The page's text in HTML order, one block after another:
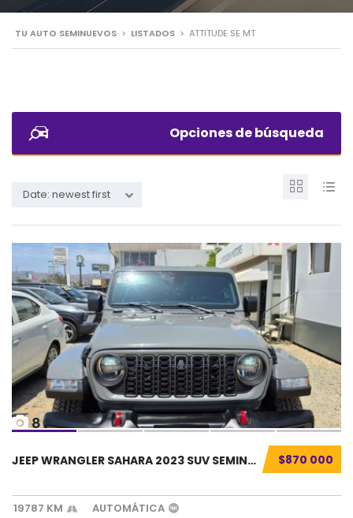
TU AUTO SEMINUEVOS > LISTADOS > ATTITUDE SE MT
Opciones de búsqueda
Date: newest first
8
$870 000
JEEP WRANGLER SAHARA 2023 SUV SEMINUEVO...
19787 KM AUTOMÁTICA